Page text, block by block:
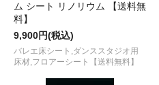
ム シート リノリウム 【送料無
料】
9,900円(税込)
バレエ床シート,ダンススタジオ用
床材,フロアーシート【送料無料】